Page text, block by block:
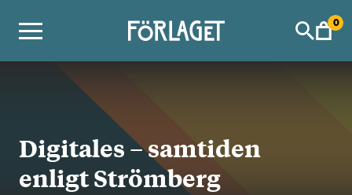
0
Digitales – samtiden
enligt Strömberg